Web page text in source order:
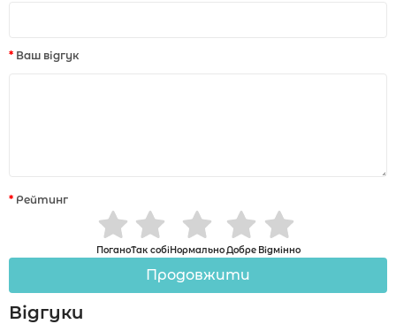
Ваш відгук
Рейтинг
ПоганоТак собіНормальноДобре Відмінно
Продовжити
Відгуки